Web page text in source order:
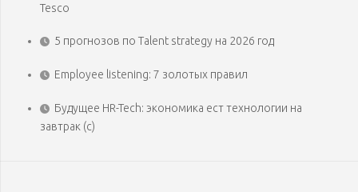
Tesco
5 прогнозов по Talent strategy на 2026 год
Employee listening: 7 золотых правил
Будущее HR-Tech: экономика ест технологии на
завтрак (с)